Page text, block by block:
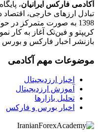
آکادمی فارکس ایرانیان،
تبادل ارزهای خارجی، اقتصاد
1398 به صورت متمرکز در
کریپتو و فین‌تک آغاز به
بازنشر اخبار فارکس و
موضوعات مهم آکادمی
اخبار ارزدیجیتال
آموزش ارزدیجیتال
تحلیل بازارها
اخبار بورس و فارکس